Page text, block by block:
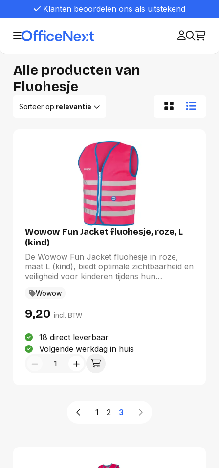
Klanten beoordelen ons als uitstekend
Alle producten van
Fluohesje
Sorteer op:relevantie
Goedkoopste eerst
Wowow Fun Jacket fluohesje, roze, L
(kind)
De Wowow Fun Jacket fluohesje in roze,
maat L (kind), biedt optimale zichtbaarheid en
veiligheid voor kinderen tijdens hun
fluohesje (120 g) is uitgerust met
bescherming in het donker. Met een handige
een comfortabele en persoonlijke pasvorm.
Dit fluohesje behoort tot de Facility -
Onderweg - Fluohesje familie, perfect voor
actieve kinderen.
Wowow
9,20 incl. BTW
18 direct leverbaar
Volgende werkdag in huis
1 2 3